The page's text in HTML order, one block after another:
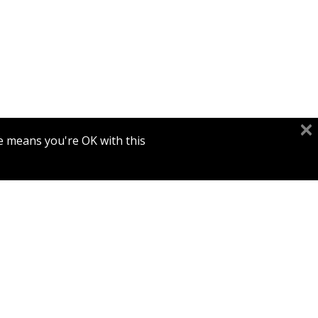
you're OK with this.